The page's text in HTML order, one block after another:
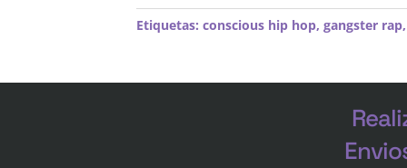
Etiquetas:conscious hip hop,gangster rap,